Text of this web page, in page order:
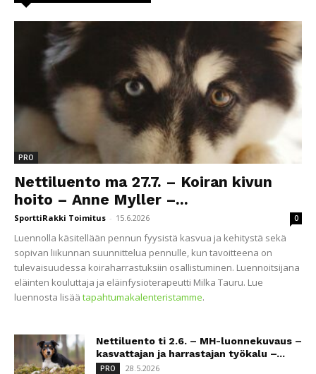
PRO
Nettiluento ma 27.7. – Koiran kivun
hoito – Anne Myller –...
SporttiRakki Toimitus - 15.6.2026 0
Luennolla käsitellään pennun fyysistä kasvua ja kehitystä sekä
sopivan liikunnan suunnittelua pennulle, kun tavoitteena on
tulevaisuudessa koiraharrastuksiin osallistuminen. Luennoitsijana
eläinten kouluttaja ja eläinfysioterapeutti Milka Tauru. Lue
luennosta lisää tapahtumakalenteristamme.
Nettiluento ti 2.6. – MH-luonnekuvaus –
kasvattajan ja harrastajan työkalu –...
PRO 28.5.2026